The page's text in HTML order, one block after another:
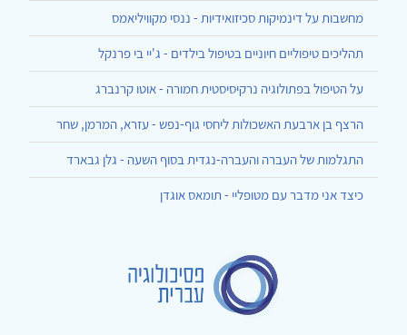
מחשבות על דינמיקות סכיזואידיות - ננסי מקוויליאמס
תהליכים טיפוליים חיוניים בטיפול בילדים - ג'יי בי פרנקל
על הטיפול בפתולוגיה נרקיסיסטית חמורה - אוטו קרנברג
הרצף בן ארבעת האשכולות ליחסי גוף-נפש - עזרא, המרמן, שחר
התגלמות של העברה והעברה-נגדית בסוף השעה - גלן גבארד
כיצד אני מדבר עם מטופליי - תומאס אוגדן